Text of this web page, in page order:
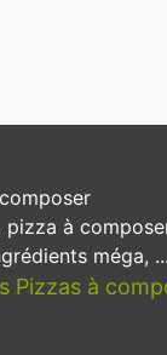
à
méga, ...
Pizzas à